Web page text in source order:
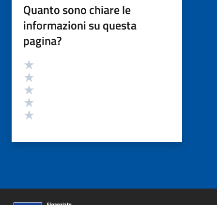
Quanto sono chiare le
informazioni su questa
pagina?
Valutazione